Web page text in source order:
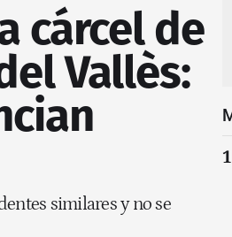
cárcel de
Vallès:
similares y no se